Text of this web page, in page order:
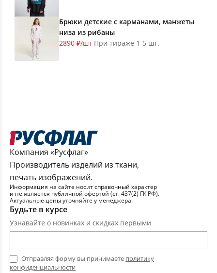
Брюки детские с карманами, манжеты
низа из рибаны
2890 ₽/шт При тираже 1-5 шт.
Компания «Русфлаг»
Производитель изделий из ткани,
печать изображений.
Информация на сайте носит справочный характер
и не является публичной офертой (ст. 437(2) ГК РФ).
Актуальные цены уточняйте у менеджера.
Будьте в курсе
Узнавайте о новинках и скидках первыми
Отправляя форму вы принимаете политику
конфиденциальности